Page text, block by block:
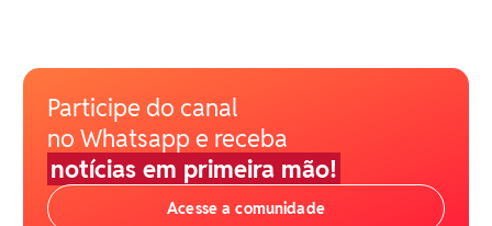
Participe do canal
no Whatsapp e receba
notícias em primeira mão!
Acesse a comunidade